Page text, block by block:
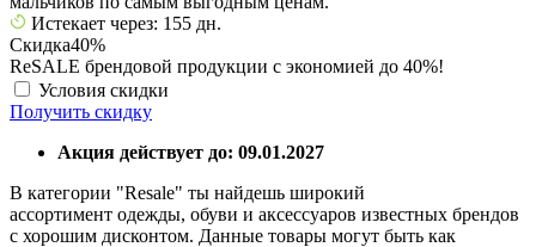
Истекает через: 155 дн.
Скидка40%
ReSALE брендовой продукции с экономией до 40%!
Условия скидки
Получить скидку
Акция действует до: 09.01.2027
В категории "Resale" ты найдешь широкий
ассортимент одежды, обуви и аксессуаров известных брендов
с хорошим дисконтом. Данные товары могут быть как